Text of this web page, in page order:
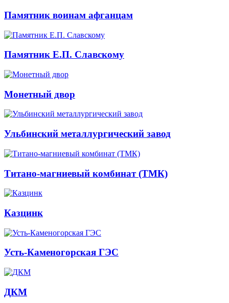
Памятник воинам афганцам
Памятник Е.П. Славскому
Монетный двор
Ульбинский металлургический завод
Титано-магниевый комбинат (ТМК)
Казцинк
Усть-Каменогорская ГЭС
ДКМ